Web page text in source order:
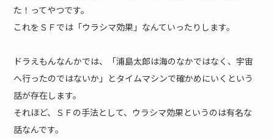
た！ってやつです。
これをＳＦでは「ウラシマ効果」なんていったりします。
ドラえもんなんかでは、「浦島太郎は海のなかではなく、宇宙
へ行ったのではないか」とタイムマシンで確かめにいくという
話が存在します。
それほど、ＳＦの手法として、ウラシマ効果というのは有名な
話なんです。